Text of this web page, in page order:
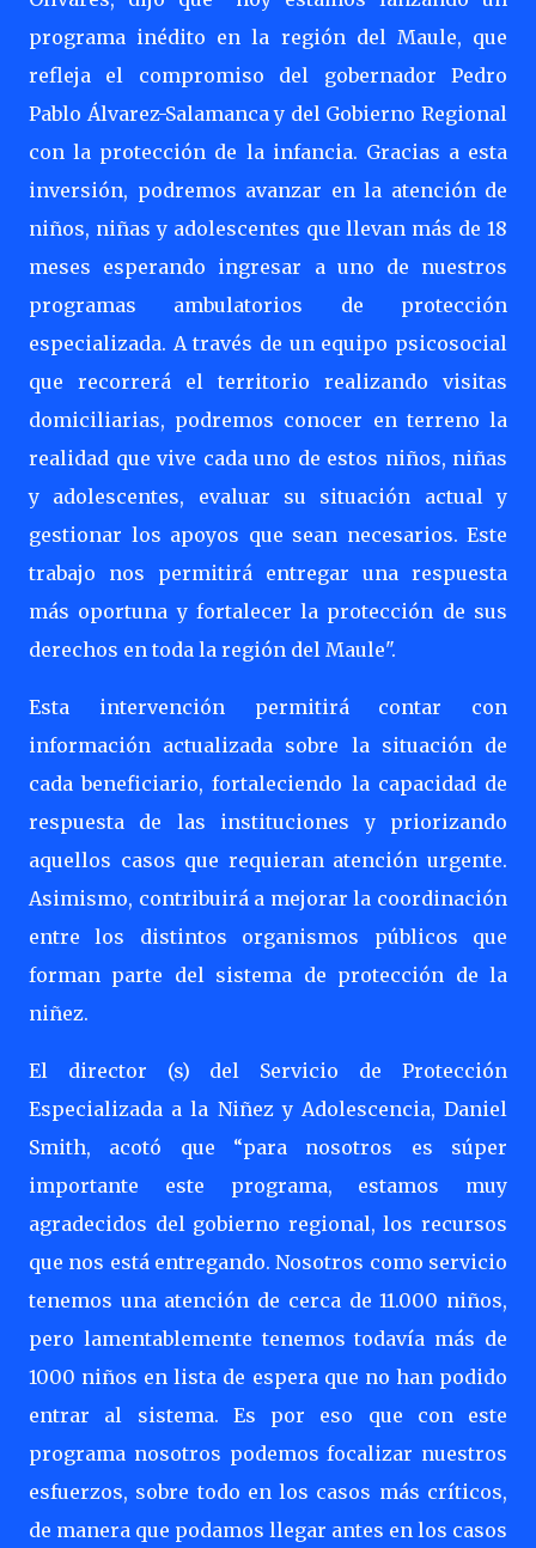
programa inédito en la región del Maule, que
refleja el compromiso del gobernador Pedro
Pablo Álvarez-Salamanca y del Gobierno Regional
con la protección de la infancia. Gracias a esta
inversión, podremos avanzar en la atención de
niños, niñas y adolescentes que llevan más de 18
meses esperando ingresar a uno de nuestros
programas ambulatorios de protección
especializada. A través de un equipo psicosocial
que recorrerá el territorio realizando visitas
domiciliarias, podremos conocer en terreno la
realidad que vive cada uno de estos niños, niñas
y adolescentes, evaluar su situación actual y
gestionar los apoyos que sean necesarios. Este
trabajo nos permitirá entregar una respuesta
más oportuna y fortalecer la protección de sus
derechos en toda la región del Maule".
Esta intervención permitirá contar con
información actualizada sobre la situación de
cada beneficiario, fortaleciendo la capacidad de
respuesta de las instituciones y priorizando
aquellos casos que requieran atención urgente.
Asimismo, contribuirá a mejorar la coordinación
entre los distintos organismos públicos que
forman parte del sistema de protección de la
niñez.
El director (s) del Servicio de Protección
Especializada a la Niñez y Adolescencia, Daniel
Smith, acotó que “para nosotros es súper
importante este programa, estamos muy
agradecidos del gobierno regional, los recursos
que nos está entregando. Nosotros como servicio
tenemos una atención de cerca de 11.000 niños,
pero lamentablemente tenemos todavía más de
1000 niños en lista de espera que no han podido
entrar al sistema. Es por eso que con este
programa nosotros podemos focalizar nuestros
esfuerzos, sobre todo en los casos más críticos,
de manera que podamos llegar antes en los casos